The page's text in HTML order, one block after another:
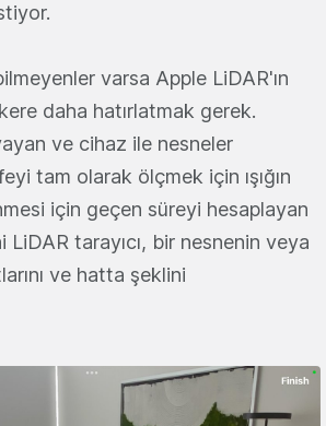
varsa Apple LiDAR'ın
daha hatırlatmak gerek.
ve cihaz ile nesneler
tam olarak ölçmek için ışığın
için geçen süreyi hesaplayan
LiDAR tarayıcı, bir nesnenin veya
ve hatta şeklini